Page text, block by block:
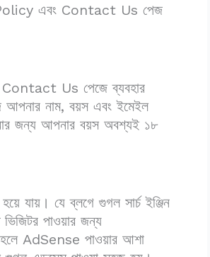
এবং Contact Us পেজ
Us পেজে ব্যবহার
আপনার নাম, বয়স এবং ইমেইল
জন্য আপনার বয়স অবশ্যই ১৮
যায়। যে ব্লগে গুগল সার্চ ইঞ্জিন
পাওয়ার জন্য
AdSense পাওয়ার আশা